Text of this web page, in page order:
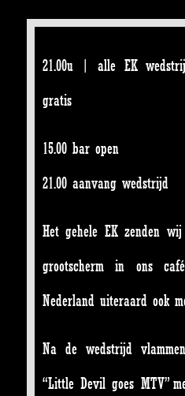
21.00u | alle EK
gratis
15.00 bar open
21.00 aanvang wedstrijd
Het gehele EK zenden
grootscherm in ons
Nederland uiteraard ook
Na de wedstrijd
“Little Devil goes MTV”